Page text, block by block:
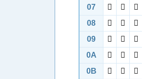
07
  
08
  
09
  
0A
  
0B
  